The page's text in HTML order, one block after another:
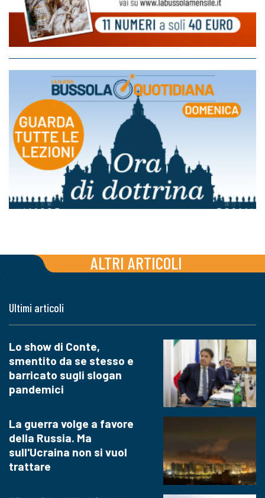
ALTRI ARTICOLI
Ultimi articoli
Lo show di Conte,
smentito da se stesso e
barricato sugli slogan
pandemici
La guerra volge a favore
della Russia. Ma
sull'Ucraina non si vuol
trattare